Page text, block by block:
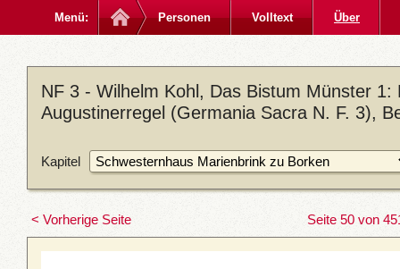
Menü: Personen Volltext Über
NF 3 - Wilhelm Kohl, Das Bistum Münster
Augustinerregel (Germania Sacra N. F. 3),
Kapitel
< Vorherige Seite Seite 50 von